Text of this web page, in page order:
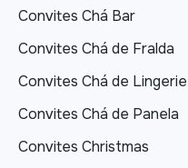
Convites Chá Bar
Convites Chá de Fralda
Convites Chá de Lingerie
Convites Chá de Panela
Convites Christmas